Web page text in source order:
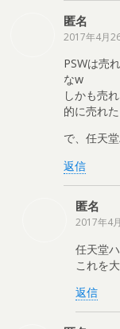
匿名
2017年4月
PSWは売
なw
しかも売
的に売れ
で、任天
返信
匿名
2017年4
任天堂
これを
返信